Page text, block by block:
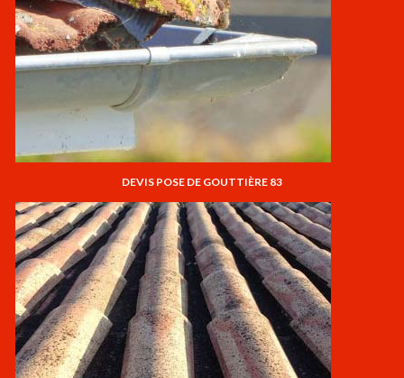
DEVIS POSE DE GOUTTIÈRE 83